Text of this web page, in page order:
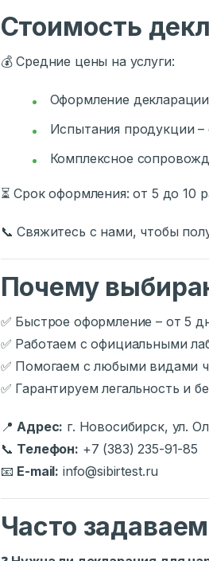
Стоимость
💰 Средние цены на услуги:
Оформление
Испытания продукции –
Комплексное
⏳ Срок оформления: от 5 до 10
📞 Свяжитесь с нами, чтобы
Почему
✅ Быстрое оформление – от 5
✅ Работаем с официальными
✅ Помогаем с любыми видами
✅ Гарантируем легальность и
📍Адрес: г. Новосибирск, ул.
📞 Телефон: +7 (383) 235-91-85
📧 E-mail: info@sibirtest.ru
Часто